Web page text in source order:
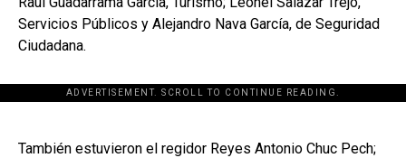
Servicios Públicos y Alejandro Nava García, de Seguridad
Ciudadana.
ADVERTISEMENT. SCROLL TO CONTINUE READING.
[adsforwp id="243463"]
También estuvieron el regidor Reyes Antonio Chuc Pech;